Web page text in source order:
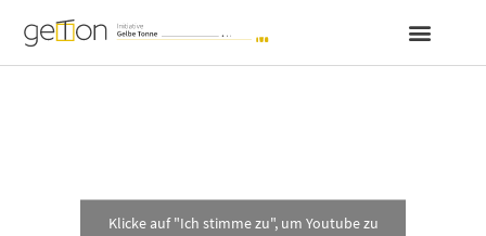
kommunalen Bereich
Klicke auf "Ich stimme zu", um Youtube zu